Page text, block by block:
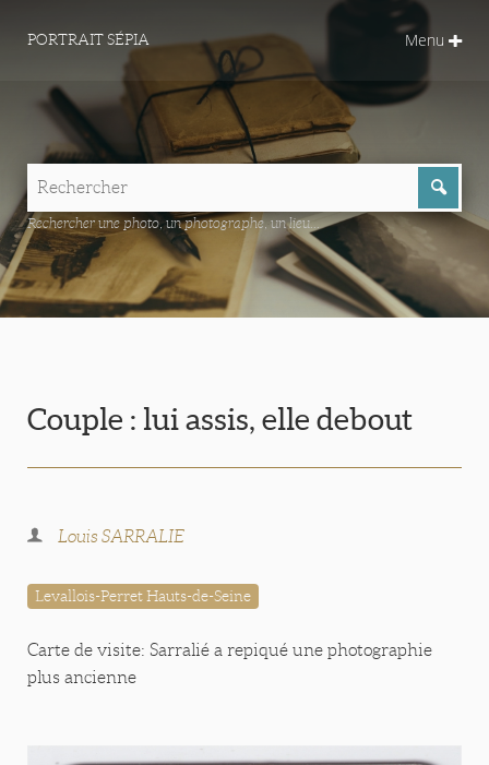
PORTRAIT SÉPIA Menu
Rechercher une photo, un photographe, un lieu...
Couple : lui assis, elle debout
Louis SARRALIE
Levallois-Perret Hauts-de-Seine
Carte de visite: Sarralié a repiqué une photographie
plus ancienne